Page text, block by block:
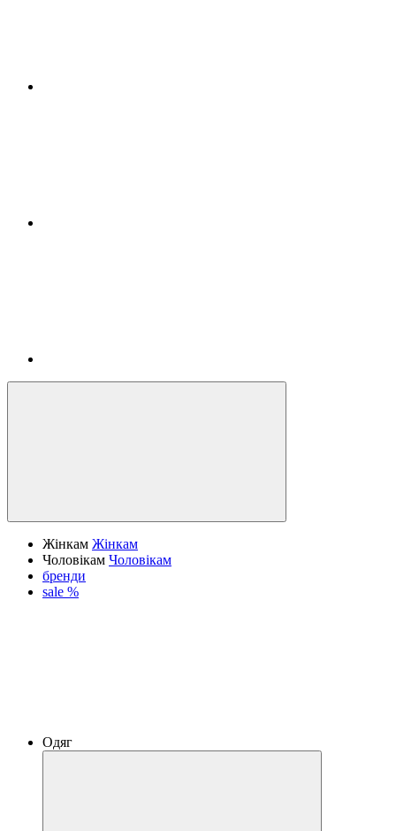
Жінкам Жінкам
Чоловікам Чоловікам
бренди
sale %
Одяг